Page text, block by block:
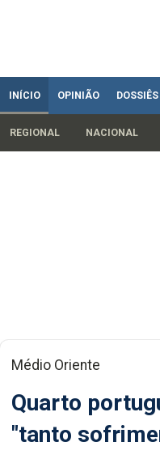
INÍCIO OPINIÃO DOSSIÊS
REGIONAL NACIONAL
Médio Oriente
Quarto
"tanto